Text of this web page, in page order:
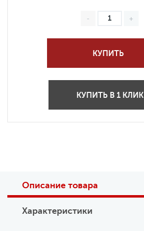
КУПИТЬ
КУПИТЬ В 1 КЛИК
Описание товара
Характеристики